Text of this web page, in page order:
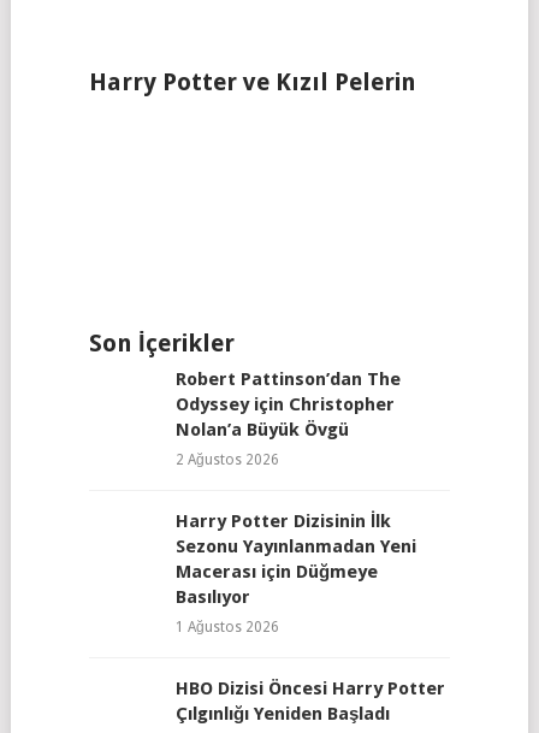
Harry Potter ve Kızıl Pelerin
Son İçerikler
Robert Pattinson’dan The
Odyssey için Christopher
Nolan’a Büyük Övgü
2 Ağustos 2026
Harry Potter Dizisinin İlk
Sezonu Yayınlanmadan Yeni
Macerası için Düğmeye
Basılıyor
1 Ağustos 2026
HBO Dizisi Öncesi Harry Potter
Çılgınlığı Yeniden Başladı